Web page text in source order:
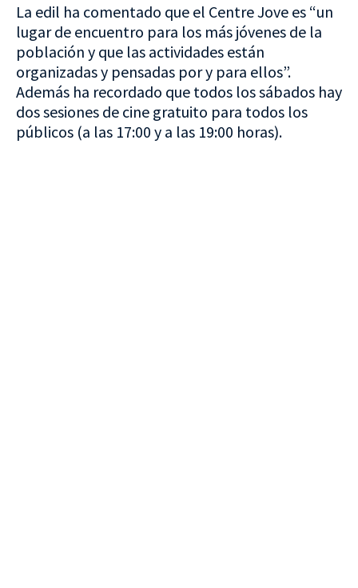
La edil ha comentado que el Centre Jove es “un
lugar de encuentro para los más jóvenes de la
población y que las actividades están
organizadas y pensadas por y para ellos”.
Además ha recordado que todos los sábados hay
dos sesiones de cine gratuito para todos los
públicos (a las 17:00 y a las 19:00 horas).